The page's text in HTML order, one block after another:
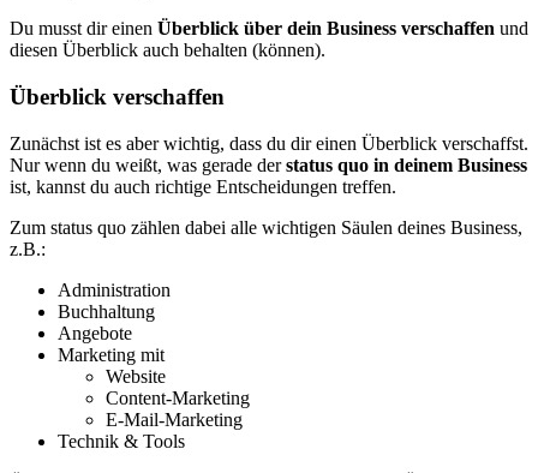
Du musst dir einen Überblick über dein Business verschaffen und
diesen Überblick auch behalten (können).
Überblick verschaffen
Zunächst ist es aber wichtig, dass du dir einen Überblick verschaffst.
Nur wenn du weißt, was gerade derstatus quo in deinem Business
ist, kannst du auch richtige Entscheidungen treffen.
Zum status quo zählen dabei alle wichtigen Säulen deines Business,
z.B.:
Administration
Buchhaltung
Angebote
Marketing mit
Website
Content-Marketing
E-Mail-Marketing
Technik & Tools